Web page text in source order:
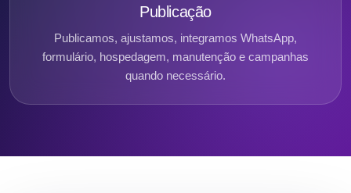
Publicação
Publicamos, ajustamos, integramos WhatsApp,
formulário, hospedagem, manutenção e campanhas
quando necessário.